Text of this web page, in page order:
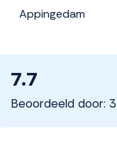
Appingedam
7.7
Beoordeeld door: